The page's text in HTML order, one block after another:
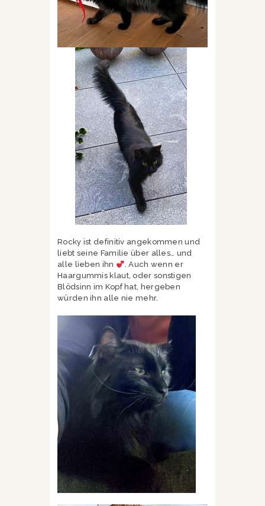
Rocky ist definitiv angekommen und
liebt seine Familie über alles… und
alle lieben ihn
. Auch wenn er
Haargummis klaut, oder sonstigen
Blödsinn im Kopf hat, hergeben
würden ihn alle nie mehr.